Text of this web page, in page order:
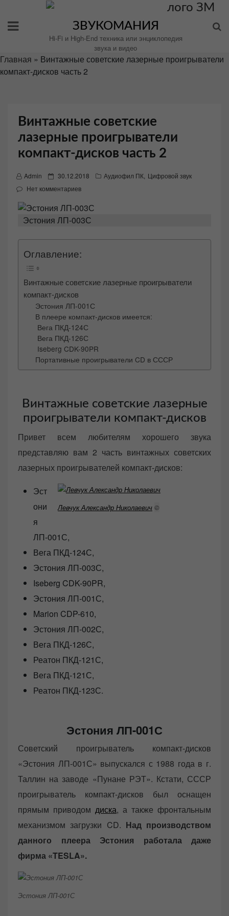
содержимому
ЗВУКОМАНИЯ
Hi-Fi и High-End техника или энциклопедия
звука и видео
Главная » Винтажные советские лазерные проигрыватели
компакт-дисков часть 2
Винтажные советские
лазерные проигрыватели
компакт-дисков часть 2
Admin
P
o
t
e
30.12.2018 Аудиофил ПК Цифровой звук
Нет комментариев
Эстония ЛП-003С
Оглавление:
Винтажные советские лазерные проигрыватели
компакт-дисков
Эстония ЛП-001С
В плеере компакт-дисков имеется:
Вега ПКД-124С
Вега ПКД-126С
Iseberg CDK-90PR
Портативные проигрыватели CD в СССР
Винтажные советские лазерные
проигрыватели компакт-дисков
Привет всем любителям хорошего звука
представляю вам 2 часть винтажных советских
лазерных проигрывателей компакт-дисков:
Левчук Александр Николаевич ©
Эст
они
я
ЛП-001С,
Вега ПКД-124С,
Эстония ЛП-003С,
Iseberg CDK-90PR,
Эстония ЛП-001С,
Marion CDP-610,
Эстония ЛП-002С,
Вега ПКД-126С,
Реатон ПКД-121С,
Вега ПКД-121С,
Реатон ПКД-123С.
Эстония ЛП-001С
Советский проигрыватель компакт-дисков
«Эстония ЛП-001С» выпускался с 1988 года в г.
Таллин на заводе «Пунане РЭТ». Кстати, СССР
проигрыватель компакт-дисков был оснащен
прямым приводом диска, а также фронтальным
механизмом загрузки CD. Над производством
данного плеера Эстония работала даже
фирма «TESLA».
Эстония ЛП-001С